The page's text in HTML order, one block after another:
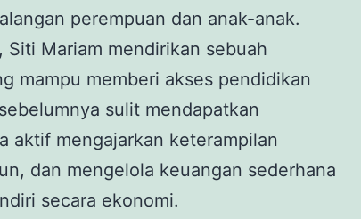
perempuan dan anak-anak.
Mariam mendirikan sebuah
mampu memberi akses pendidikan
sulit mendapatkan
aktif mengajarkan keterampilan
dan mengelola keuangan sederhana
secara ekonomi.